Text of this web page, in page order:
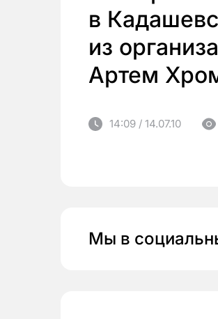
в
из
Артем
14:09 / 14.07.10
Мы в